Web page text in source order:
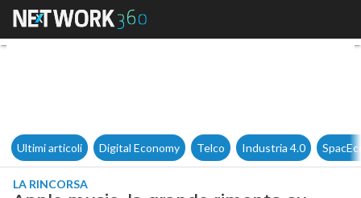
Apple music, la grande
Ultimi articoli Digital Economy Telco Industria 4.0
LA RINCORSA